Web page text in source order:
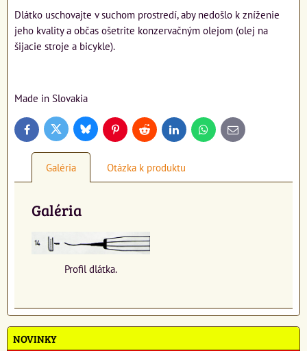
Dlátko uschovajte v suchom prostredí, aby nedošlo k zníženie
jeho kvality a občas ošetrite konzervačným olejom (olej na
šijacie stroje a bicykle).
Made in Slovakia
FacebookTwitter BlueskyPinterestReddit LinkedInWhatsApp
E-
mail
Galéria Otázka k produktu
Galéria
Profil dlátka.
NOVINKY